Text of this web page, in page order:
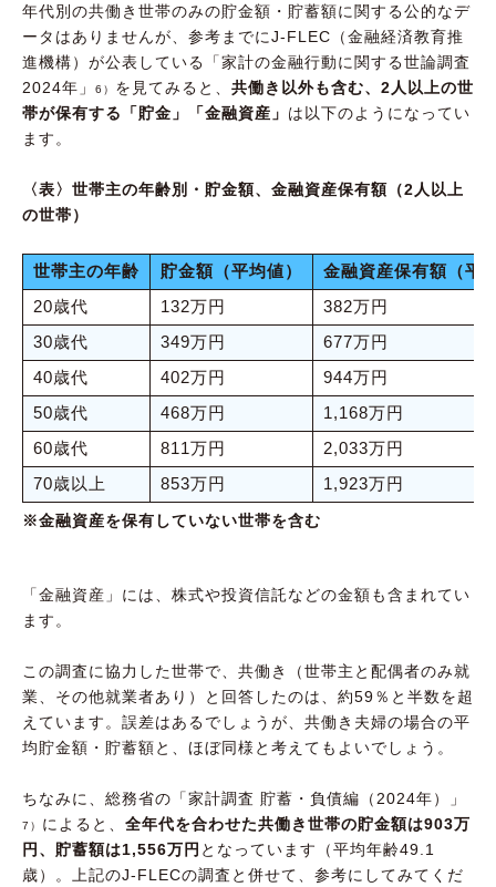
年代別の共働き世帯のみの貯金額・貯蓄額に関する公的なデ
ータはありませんが、参考までにJ-FLEC（金融経済教育推
進機構）が公表している「家計の金融行動に関する世論調査
2024年」
6） を見てみると、 共働き以外も含む、2人以上の世
帯が保有する「貯金」「金融資産」 は以下のようになってい
ます。
〈表〉世帯主の年齢別・貯金額、金融資産保有額（2人以上
の世帯）
世帯主の年齢 貯金額（平均値）
金融資産保有額（平
20歳代
132万円
382万円
30歳代
349万円
677万円
40歳代
402万円
944万円
50歳代
468万円
1,168万円
60歳代
811万円
2,033万円
70歳以上
853万円 1,923万円
※金融資産を保有していない世帯を含む
「金融資産」には、株式や投資信託などの金額も含まれてい
ます。
この調査に協力した世帯で、共働き（世帯主と配偶者のみ就
業、その他就業者あり）と回答したのは、約59％と半数を超
えています。誤差はあるでしょうが、共働き夫婦の場合の平
均貯金額・貯蓄額と、ほぼ同様と考えてもよいでしょう。
ちなみに、総務省の「家計調査 貯蓄・負債編（2024年）」
7） によると、 全年代を合わせた共働き世帯の貯金額は903万
円、貯蓄額は1,556万円 となっています（平均年齢49.1
歳）。上記のJ-FLECの調査と併せて、参考にしてみてくだ